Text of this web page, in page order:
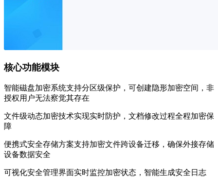
核心功能模块
智能磁盘加密系统支持分区级保护，可创建隐形加密空间，非
授权用户无法察觉其存在
文件级动态加密技术实现实时防护，文档修改过程全程加密保
障
便携式安全存储方案支持加密文件跨设备迁移，确保外接存储
设备数据安全
可视化安全管理界面实时监控加密状态，智能生成安全日志